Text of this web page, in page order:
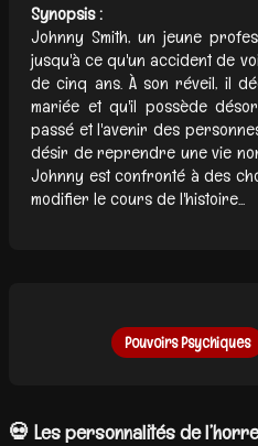
Synopsis :
Johnny Smith, un jeune
jusqu'à ce qu'un accident de
de cinq ans. À son réveil, il
mariée et qu'il possède
passé et l'avenir des
désir de reprendre une vie
Johnny est confronté à des
modifier le cours de l'histoire...
Pouvoirs Psychiques
💀 Les personnalités de